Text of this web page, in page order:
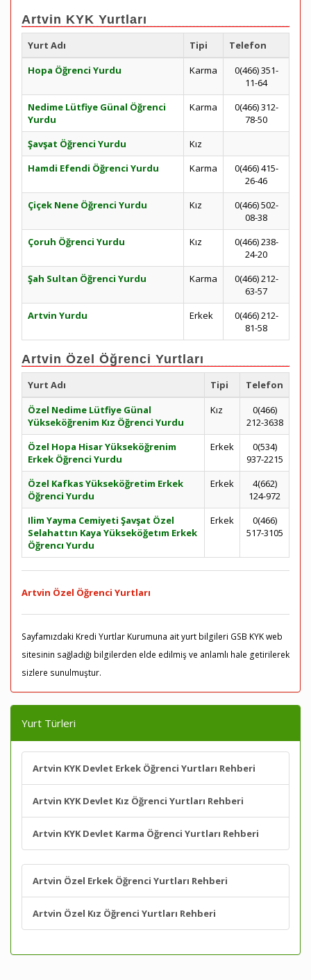
Artvin KYK Yurtları
Yurt Adı Tipi
Telefon
Hopa Öğrenci Yurdu
Karma
0(466) 351-
11-64
Nedime Lütfiye Günal Öğrenci
Yurdu
Karma
0(466) 312-
78-50
Şavşat Öğrenci Yurdu
Kız
Hamdi Efendi Öğrenci Yurdu
Karma
0(466) 415-
26-46
Çiçek Nene Öğrenci Yurdu
Kız
0(466) 502-
08-38
Çoruh Öğrenci Yurdu
Kız
0(466) 238-
24-20
Şah Sultan Öğrenci Yurdu
Karma
0(466) 212-
63-57
Artvin Yurdu
Erkek
0(466) 212-
81-58
Artvin Özel Öğrenci Yurtları
Yurt Adı Tipi
Telefon
Özel Nedime Lütfiye Günal
Yükseköğrenim Kız Öğrenci Yurdu
Kız
0(466)
212-3638
Özel Hopa Hisar Yükseköğrenim
Erkek Öğrenci Yurdu
Erkek
0(534)
937-2215
Özel Kafkas Yükseköğretim Erkek
Öğrenci Yurdu
Erkek
4(662)
124-972
Ilim Yayma Cemiyeti Şavşat Özel
Selahattın Kaya Yükseköğetım Erkek
Öğrencı Yurdu
Erkek
0(466)
517-3105
Artvin Özel Öğrenci Yurtları
Sayfamızdaki Kredi Yurtlar Kurumuna ait yurt bilgileri GSB KYK web
sitesinin sağladığı bilgilerden elde edilmiş ve anlamlı hale getirilerek
sizlere sunulmuştur.
Yurt Türleri
Artvin KYK Devlet Erkek Öğrenci Yurtları Rehberi
Artvin KYK Devlet Kız Öğrenci Yurtları Rehberi
Artvin KYK Devlet Karma Öğrenci Yurtları Rehberi
Artvin Özel Erkek Öğrenci Yurtları Rehberi
Artvin Özel Kız Öğrenci Yurtları Rehberi